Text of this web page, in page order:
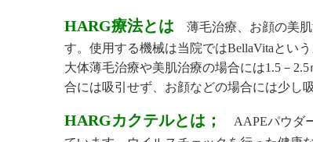
HARG療法とは 薄毛治療、お顔の美肌
す。使用する機械は当院ではBellaVitaとい
大体薄毛治療や美肌治療の場合には1.5－
合には吸引せず、お顔などの場合には少し
HARGカクテルとは；
AAPEパウダー